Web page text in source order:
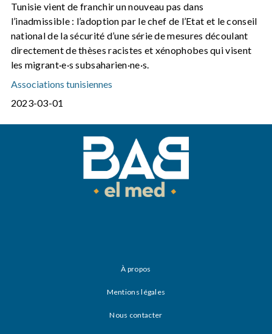
Tunisie vient de franchir un nouveau pas dans
l’inadmissible : l’adoption par le chef de l’Etat et le conseil
national de la sécurité d’une série de mesures découlant
directement de thèses racistes et xénophobes qui visent
les migrant·e·s subsaharien·ne·s.
Associations tunisiennes
2023-03-01
À propos
Mentions légales
Nous contacter